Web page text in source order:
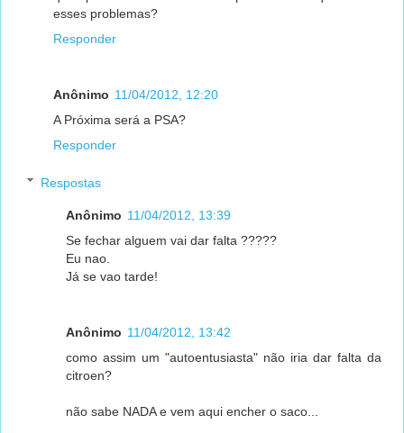
esses problemas?
Responder
Anônimo 11/04/2012, 12:20
A Próxima será a PSA?
Responder
Respostas
Anônimo 11/04/2012, 13:39
Se fechar alguem vai dar falta ?????
Eu nao.
Já se vao tarde!
Anônimo 11/04/2012, 13:42
como assim um "autoentusiasta" não iria dar falta da
citroen?
não sabe NADA e vem aqui encher o saco...